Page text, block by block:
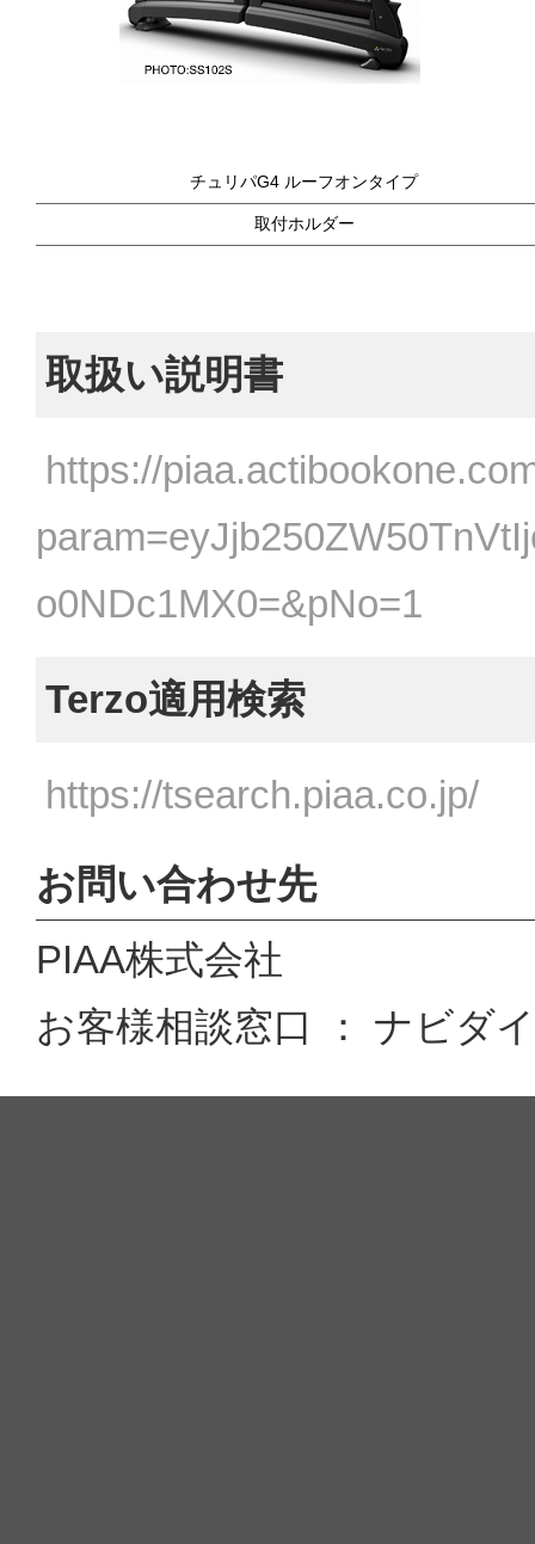
チュリパG4 ルーフオンタイプ
取付ホルダー
取扱い説明書
https://
o0NDc1MX0=&pNo=1
Terzo適用検索
https://tsearch.piaa.co.jp/
お問い合わせ先
PIAA株式会社
お客様相談窓口 ： ナビダ